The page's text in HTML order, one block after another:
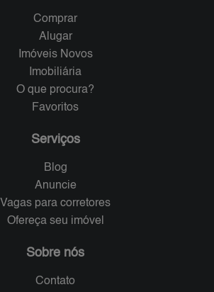
Comprar
Alugar
Imóveis Novos
Imobiliária
O que procura?
Favoritos
Serviços
Blog
Anuncie
Vagas para corretores
Ofereça seu imóvel
Sobre nós
Contato